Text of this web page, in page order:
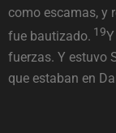
como escamas, y
fue bautizado. 19
fuerzas. Y estuvo
que estaban en